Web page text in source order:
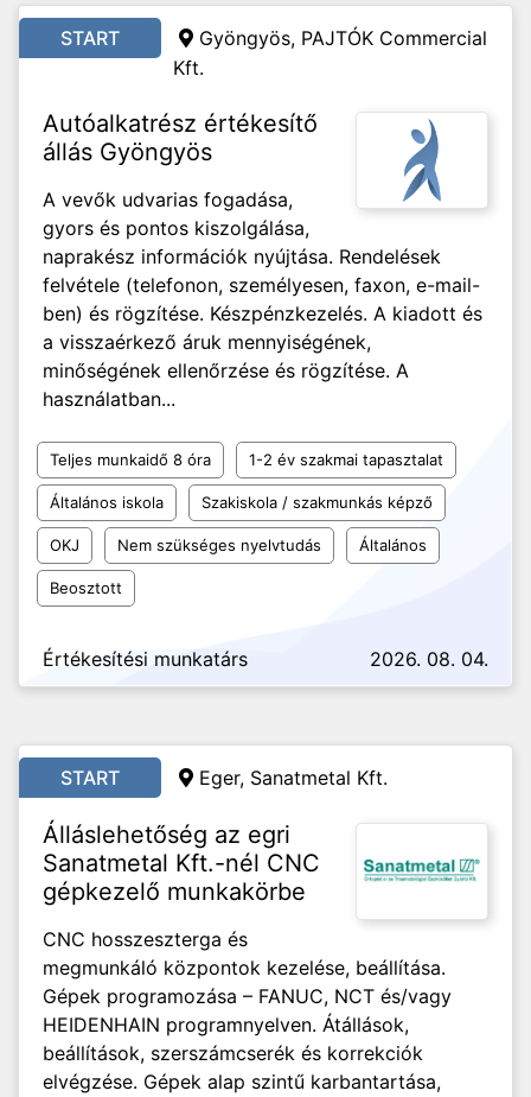
START
Gyöngyös, PAJTÓK Commercial
Kft.
Autóalkatrész értékesítő
állás Gyöngyös
A vevők udvarias fogadása,
gyors és pontos kiszolgálása,
naprakész információk nyújtása. Rendelések
felvétele (telefonon, személyesen, faxon, e-mail-
ben) és rögzítése. Készpénzkezelés. A kiadott és
a visszaérkező áruk mennyiségének,
minőségének ellenőrzése és rögzítése. A
használatban...
Teljes munkaidő 8 óra 1-2 év szakmai tapasztalat
Általános iskola Szakiskola / szakmunkás képző
OKJ Nem szükséges nyelvtudás Általános
Beosztott
Értékesítési munkatárs 2026. 08. 04.
START Eger, Sanatmetal Kft.
Álláslehetőség az egri
Sanatmetal Kft.-nél CNC
gépkezelő munkakörbe
CNC hosszeszterga és
megmunkáló központok kezelése, beállítása.
Gépek programozása – FANUC, NCT és/vagy
HEIDENHAIN programnyelven. Átállások,
beállítások, szerszámcserék és korrekciók
elvégzése. Gépek alap szintű karbantartása,